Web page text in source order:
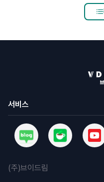
서비스
(주)브이드림